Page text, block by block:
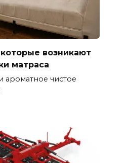
возникают
матраса
ароматное чистое